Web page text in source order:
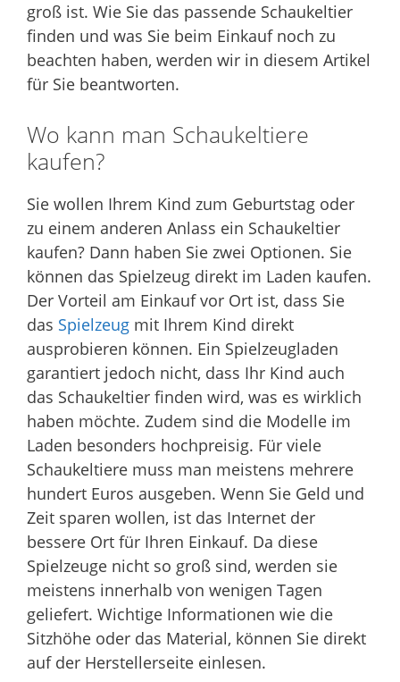
groß ist. Wie Sie das passende Schaukeltier
finden und was Sie beim Einkauf noch zu
beachten haben, werden wir in diesem Artikel
für Sie beantworten.
Wo kann man Schaukeltiere
kaufen?
Sie wollen Ihrem Kind zum Geburtstag oder
zu einem anderen Anlass ein Schaukeltier
kaufen? Dann haben Sie zwei Optionen. Sie
können das Spielzeug direkt im Laden kaufen.
Der Vorteil am Einkauf vor Ort ist, dass Sie
das Spielzeug mit Ihrem Kind direkt
ausprobieren können. Ein Spielzeugladen
garantiert jedoch nicht, dass Ihr Kind auch
das Schaukeltier finden wird, was es wirklich
haben möchte. Zudem sind die Modelle im
Laden besonders hochpreisig. Für viele
Schaukeltiere muss man meistens mehrere
hundert Euros ausgeben. Wenn Sie Geld und
Zeit sparen wollen, ist das Internet der
bessere Ort für Ihren Einkauf. Da diese
Spielzeuge nicht so groß sind, werden sie
meistens innerhalb von wenigen Tagen
geliefert. Wichtige Informationen wie die
Sitzhöhe oder das Material, können Sie direkt
auf der Herstellerseite einlesen.